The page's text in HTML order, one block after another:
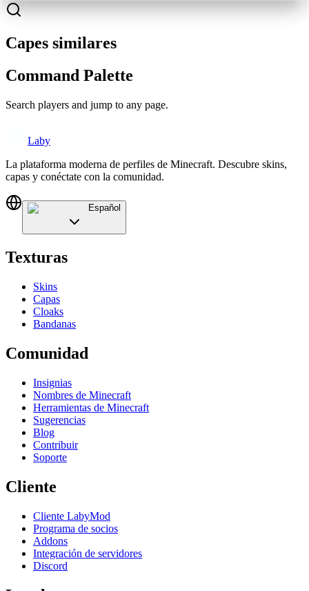
Capes similares
Command Palette
Search players and jump to any page.
Laby
La plataforma moderna de perfiles de Minecraft. Descubre skins,
capas y conéctate con la comunidad.
Español
Texturas
Skins
Capas
Cloaks
Bandanas
Comunidad
Insignias
Nombres de Minecraft
Herramientas de Minecraft
Sugerencias
Blog
Contribuir
Soporte
Cliente
Cliente LabyMod
Programa de socios
Addons
Integración de servidores
Discord